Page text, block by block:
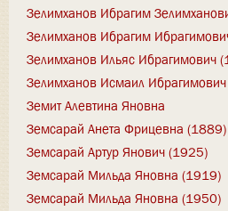
Зелимханов Ибрагим
Зелимханов Ибрагим
Зелимханов Ильяс Ибрагимович
Зелимханов Исмаил
Земит Алевтина Яновна
Земсарай Анета Фрицевна (1889)
Земсарай Артур Янович (1925)
Земсарай Мильда Яновна (1919)
Земсарай Мильда Яновна (1950)